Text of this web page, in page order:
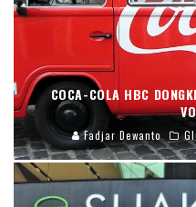
COCA-COLA HBC
Fadjar Dewanto